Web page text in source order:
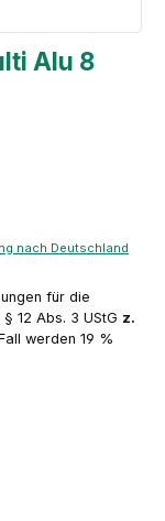
Alu 8
nach Deutschland
für die
12 Abs. 3 UStG z.
werden 19 %